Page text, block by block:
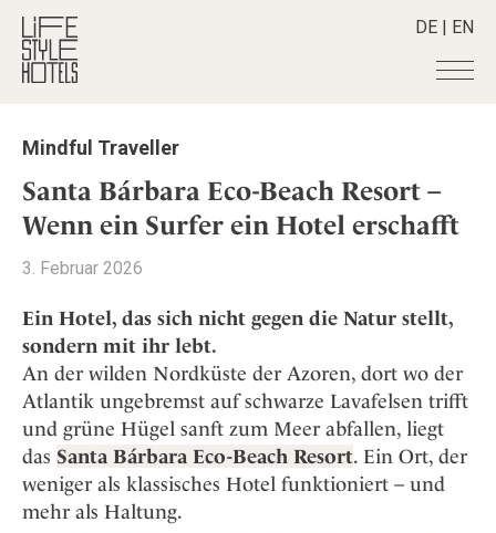
DE | EN
Hotels +
Alle Hotels
Alpine Lifestyle
City
Countryside
Mindful Traveller
New Member
Wellness
Destinationen
Alle Destinationen
Griechenland
Indien
Indonesien
Italien
Japan
Kroatien
Mexico
Stories +
Alle Stories
Aktiv & Wellness
Culture
Design & Architektur
Eat & Drink
Mindful Traveller
Osterkalender
Shop +
Alle Produkte
Lifestylehotels BOOK
The Stylemate Magazin/e
Gutschein/Voucher
Smart Traveller
Alle Smart Deals
Smart Traveller
Newsletter Anmeldung
Newsletter
Become a member
+
Member Benefits
Register your Hotel
About us +
Mission Statement
Our Story
Kontakt
Mindful Traveller
Santa Bárbara Eco-Beach Resort –
Wenn ein Surfer ein Hotel erschafft
3. Februar 2026
Ein Hotel, das sich nicht gegen die Natur stellt,
sondern mit ihr lebt.
An der wilden Nordküste der Azoren, dort wo der
Atlantik ungebremst auf schwarze Lavafelsen trifft
und grüne Hügel sanft zum Meer abfallen, liegt
das Santa Bárbara Eco-Beach Resort. Ein Ort, der
weniger als klassisches Hotel funktioniert – und
mehr als Haltung.